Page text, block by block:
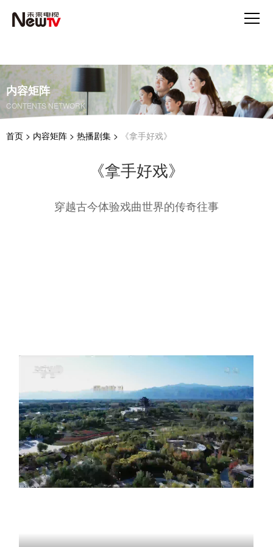
内容矩阵
CONTENTS NETWORK
首页 > 内容矩阵 > 热播剧集 > 《拿手好戏》
《拿手好戏》
穿越古今体验戏曲世界的传奇往事